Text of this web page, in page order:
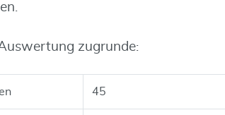
zugrunde:
45